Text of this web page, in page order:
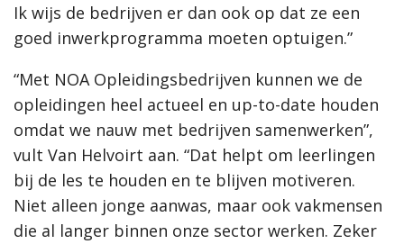
Ik wijs de bedrijven er dan ook op dat ze een
goed inwerkprogramma moeten optuigen.”
“Met NOA Opleidingsbedrijven kunnen we de
opleidingen heel actueel en up-to-date houden
omdat we nauw met bedrijven samenwerken”,
vult Van Helvoirt aan. “Dat helpt om leerlingen
bij de les te houden en te blijven motiveren.
Niet alleen jonge aanwas, maar ook vakmensen
die al langer binnen onze sector werken. Zeker